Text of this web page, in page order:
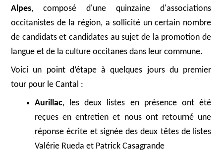
Alpes, composé d'une quinzaine d'associations
occitanistes de la région, a sollicité un certain nombre
de candidats et candidates au sujet de la promotion de
langue et de la culture occitanes dans leur commune.
Voici un point d’étape à quelques jours du premier
tour pour le Cantal :
Aurillac, les deux listes en présence ont été
reçues en entretien et nous ont retourné une
réponse écrite et signée des deux têtes de listes
Valérie Rueda et Patrick Casagrande